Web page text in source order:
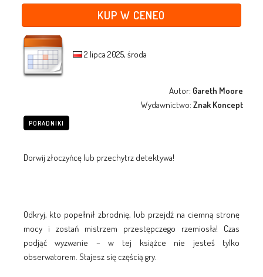
KUP W CENEO
2 lipca 2025, środa
Autor: Gareth Moore
Wydawnictwo:Znak Koncept
PORADNIKI
Dorwij złoczyńcę lub przechytrz detektywa!
Odkryj, kto popełnił zbrodnię, lub przejdź na ciemną stronę
mocy i zostań mistrzem przestępczego rzemiosła! Czas
podjąć wyzwanie – w tej książce nie jesteś tylko
obserwatorem. Stajesz się częścią gry.